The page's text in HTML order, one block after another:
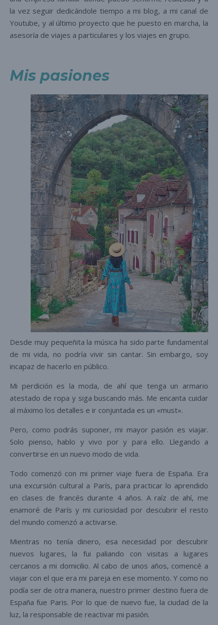
la vez seguir dedicándole tiempo a mi blog, a mi canal de
Youtube, y al último proyecto que he puesto en marcha, la
asesoría de viajes a particulares y los viajes en grupo.
Mis pasiones
Desde muy pequeñita la música ha sido parte fundamental
de mi vida, no podría vivir sin cantar. Sin embargo, soy
incapaz de hacerlo en público.
Mi perdición es la moda, de ahí que tenga un armario
atestado de ropa y siga buscando más. Me encanta cuidar
al máximo los detalles e ir conjuntada es un «must».
Pero, como podrás suponer, mi mayor pasión es viajar.
Solo pienso, hablo y vivo por y para ello. Llegando a
convertirse en un nuevo modo de vida.
Todo comenzó con mi primer viaje fuera de España. Era
una excursión cultural a París, para practicar lo aprendido
en clases de francés durante 4 años. A raíz de ahí, me
enamoré de París y mi curiosidad por descubrir el resto
del mundo comenzó a activarse.
Mientras no tenía dinero, esa necesidad por descubrir
nuevos lugares, la fui paliando con visitas a lugares
cercanos a mi domicilio. Al cabo de unos años, comencé a
viajar con el que era mi pareja en ese momento. Y como no
podía ser de otra manera, nuestro primer destino fuera de
España fue Paris. Por lo que de nuevo fue, la ciudad de la
luz, la responsable de reactivar mi pasión.